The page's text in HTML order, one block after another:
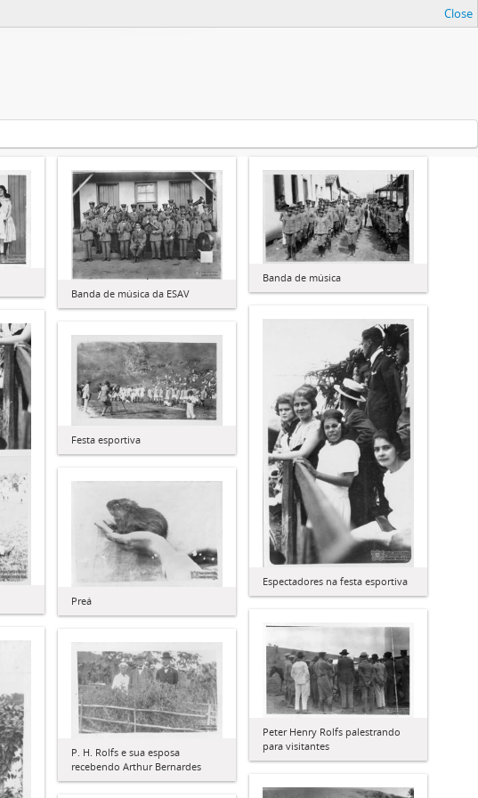
Close
Banda de música da ESAV
Banda de música
Espectadores na festa esportiva
Festa esportiva
Preá
Peter Henry Rolfs palestrando
para visitantes
P. H. Rolfs e sua esposa
recebendo Arthur Bernardes